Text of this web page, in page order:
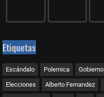
Etiquetas
Escándalo Polemica Gobierno
Elecciones Alberto Fernandez